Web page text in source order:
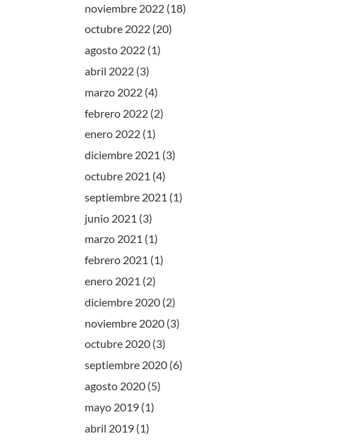
noviembre 2022 (18)
octubre 2022 (20)
agosto 2022 (1)
abril 2022 (3)
marzo 2022 (4)
febrero 2022 (2)
enero 2022 (1)
diciembre 2021 (3)
octubre 2021 (4)
septiembre 2021 (1)
junio 2021 (3)
marzo 2021 (1)
febrero 2021 (1)
enero 2021 (2)
diciembre 2020 (2)
noviembre 2020 (3)
octubre 2020 (3)
septiembre 2020 (6)
agosto 2020 (5)
mayo 2019 (1)
abril 2019 (1)